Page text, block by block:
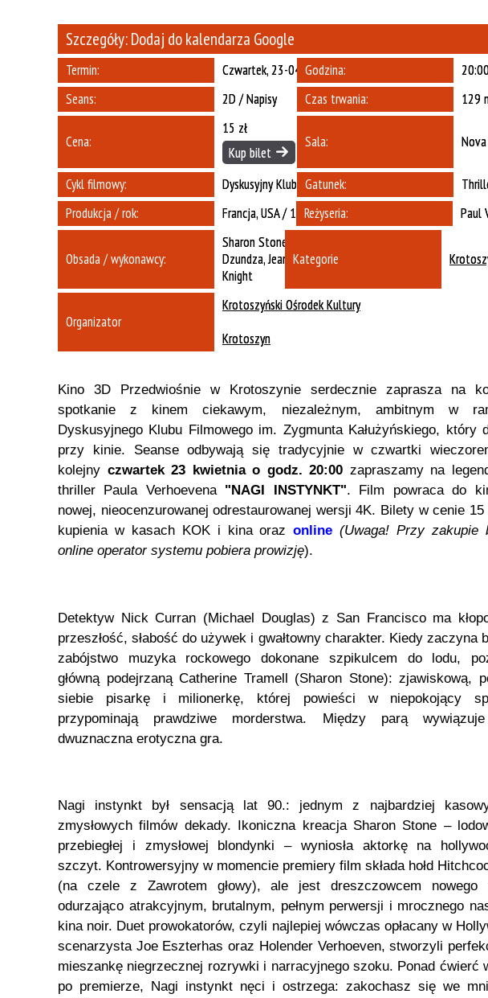
Szczegóły:Dodaj do kalendarza Google
Termin: Czwartek, 23-04-2026
Godzina:
Seans:
2D / Napisy Czas trwania: 129
Cena:
15 zł
Kup bilet
Sala:
Cykl filmowy: Dyskusyjny Klub Filmowy
Gatunek:
Produkcja / rok:
Francja, USA / 1992Reżyseria: Paul
Obsada / wykonawcy:
Sharon Stone, Michael Douglas, George
Dzundza, Jeanne Tripplehorn, Wayne
Knight
Kategorie
Organizator
Krotoszyński Ośrodek Kultury
Krotoszyn
Kino 3D Przedwiośnie w Krotoszynie serdecznie zaprasza na
spotkanie z kinem ciekawym, niezależnym, ambitnym w
Dyskusyjnego Klubu Filmowego im. Zygmunta Kałużyńskiego, który
przy kinie. Seanse odbywają się tradycyjnie w czwartki
kolejny czwartek 23 kwietnia o godz. 20:00 zapraszamy na l
thriller Paula Verhoevena "NAGI INSTYNKT". Film powraca do
nowej, nieocenzurowanej odrestaurowanej wersji 4K. Bilety w cenie 15
kupienia w kasach KOK i kina oraz online (Uwaga! Przy zakupie
online operator systemu pobiera prowizję).
Detektyw Nick Curran (Michael Douglas) z San Francisco ma
przeszłość, słabość do używek i gwałtowny charakter. Kiedy zaczyna
zabójstwo muzyka rockowego dokonane szpikulcem do lodu,
główną podejrzaną Catherine Tramell (Sharon Stone): zjawiskową,
siebie pisarkę i milionerkę, której powieści w niepokojący
przypominają prawdziwe morderstwa. Między parą
dwuznaczna erotyczna gra.
Nagi instynkt był sensacją lat 90.: jednym z najbardziej
zmysłowych filmów dekady. Ikoniczna kreacja Sharon Stone –
przebiegłej i zmysłowej blondynki – wyniosła aktorkę na
szczyt. Kontrowersyjny w momencie premiery film składa hołd
(na czele z Zawrotem głowy), ale jest dreszczowcem nowego
odurzająco atrakcyjnym, brutalnym, pełnym perwersji i mrocznego
kina noir. Duet prowokatorów, czyli najlepiej wówczas opłacany w
scenarzysta Joe Eszterhas oraz Holender Verhoeven, stworzyli
mieszankę niegrzecznej rozrywki i narracyjnego szoku. Ponad ćwierć
po premierze, Nagi instynkt nęci i ostrzega: zakochasz się we